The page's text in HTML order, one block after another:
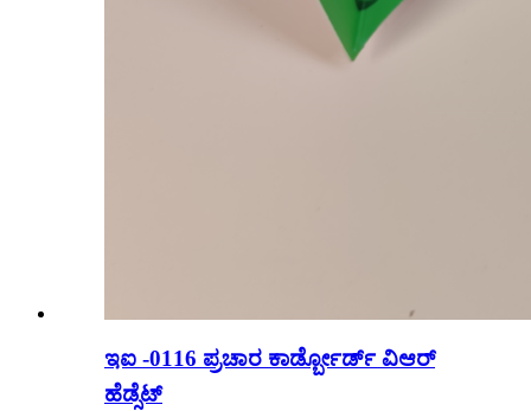
ಇಐ -0116 ಪ್ರಚಾರ ಕಾರ್ಡ್ಬೋರ್ಡ್ ವಿಆರ್
ಹೆಡ್ಸೆಟ್